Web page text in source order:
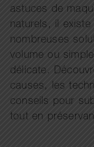
astuces de
naturels, il existe
nombreuses
volume ou
délicate.
causes, les
conseils pour
tout en